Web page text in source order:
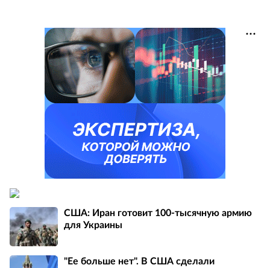
США: Иран готовит 100-тысячную армию
для Украины
"Ее больше нет". В США сделали